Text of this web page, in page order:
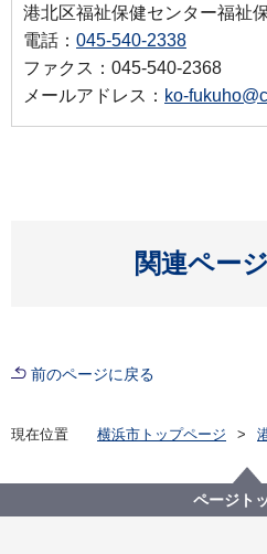
港北区福祉保健センター福祉
電話： 045-540-2338
ファクス：045-540-2368
メールアドレス： ko-
関連ペー
前のページに戻る
現在位置 横浜市トップページ
港北区
第1期地域福祉保健計画
ページト